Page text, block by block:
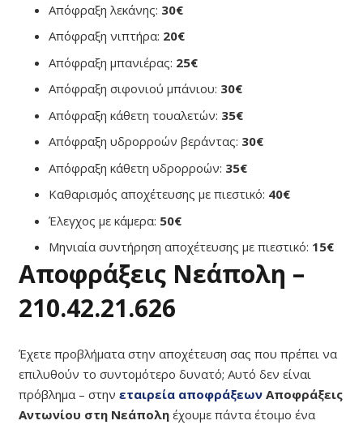
Απόφραξη λεκάνης: 30€
Απόφραξη νιπτήρα: 20€
Απόφραξη μπανιέρας: 25€
Απόφραξη σιφονιού μπάνιου: 30€
Απόφραξη κάθετη τουαλετών: 35€
Απόφραξη υδρορροών βεράντας: 30€
Απόφραξη κάθετη υδρορροών: 35€
Καθαρισμός αποχέτευσης με πιεστικό: 40€
Έλεγχος με κάμερα: 50€
Μηνιαία συντήρηση αποχέτευσης με πιεστικό: 15€
Αποφράξεις Νεάπολη –
210.42.21.626
Έχετε προβλήματα στην αποχέτευση σας που πρέπει να
επιλυθούν το συντομότερο δυνατό; Αυτό δεν είναι
πρόβλημα – στην εταιρεία αποφράξεωνΑποφράξεις
Αντωνίου στη Νεάποληέχουμε πάντα έτοιμο ένα